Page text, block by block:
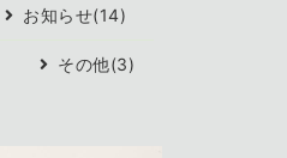
お知らせ(14)
その他(3)